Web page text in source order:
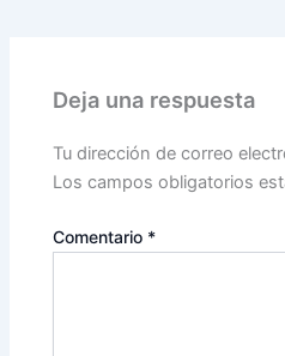
Deja una respuesta
Tu dirección de correo
Los campos obligatorios
Comentario *